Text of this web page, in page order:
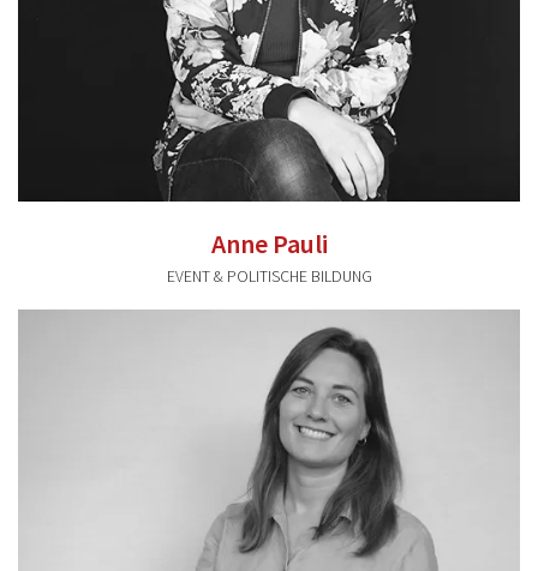
Anne Pauli
EVENT & POLITISCHE BILDUNG
anne.pauli@valentum-kommunikation.de
0941 591896 32